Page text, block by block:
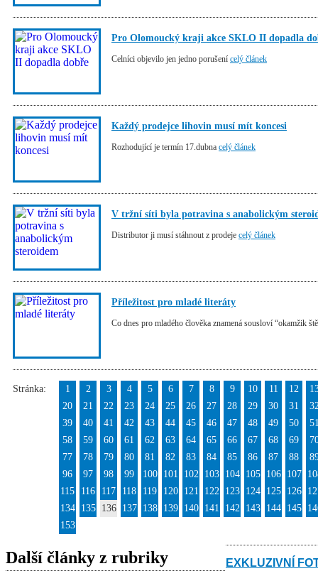
Pro Olomoucký kraji akce SKLO II dopadla
Celníci objevilo jen jedno porušení celý článek
Každý prodejce lihovin musí mít koncesi
Rozhodující je termín 17.dubna celý článek
V tržní síti byla potravina s anabolickým
Distributor ji musí stáhnout z prodeje celý článek
Příležitost pro mladé literáty
Co dnes pro mladého člověka znamená sousloví “okamžik
Stránka: 1 2 3 4 5 6 7 8 9 10 11 12
20
21 22 23 24 25 26 27 28 29 30 31
39
40 41 42 43 44 45 46 47 48 49 50
58
59 60 61 62 63 64 65 66 67 68 69
77
78 79 80 81 82 83 84 85 86 87 88
96
97 98 99 100 101 102 103 104 105 106 107
115
116 117 118 119 120 121 122 123 124 125 126
134
135 136 137 138 139 140 141 142 143 144 145
153
Další články z rubriky EXKLUZIVNÍ